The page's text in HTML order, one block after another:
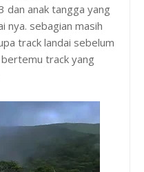
dan anak tangga yang
nya. sebagian masih
track landai sebelum
track yang